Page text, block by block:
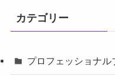
カテゴリー
プロフェッショナル